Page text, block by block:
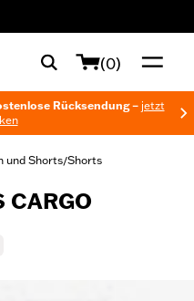
(0)
Rücksendung – jetzt
und Shorts/Shorts
CARGO